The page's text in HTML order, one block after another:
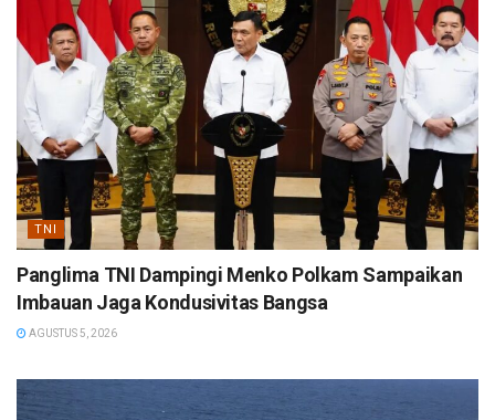
TNI
Panglima TNI Dampingi Menko Polkam Sampaikan
Imbauan Jaga Kondusivitas Bangsa
AGUSTUS 5, 2026